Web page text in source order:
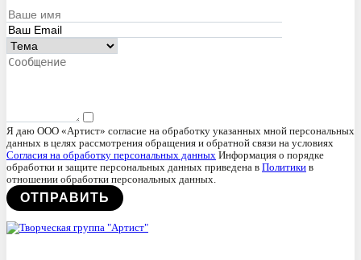
Я даю ООО «Артист» согласие на обработку указанных мной персональных
данных в целях рассмотрения обращения и обратной связи на условиях
Согласия на обработку персональных данных Информация о порядке
обработки и защите персональных данных приведена в Политики в
отношении обработки персональных данных.